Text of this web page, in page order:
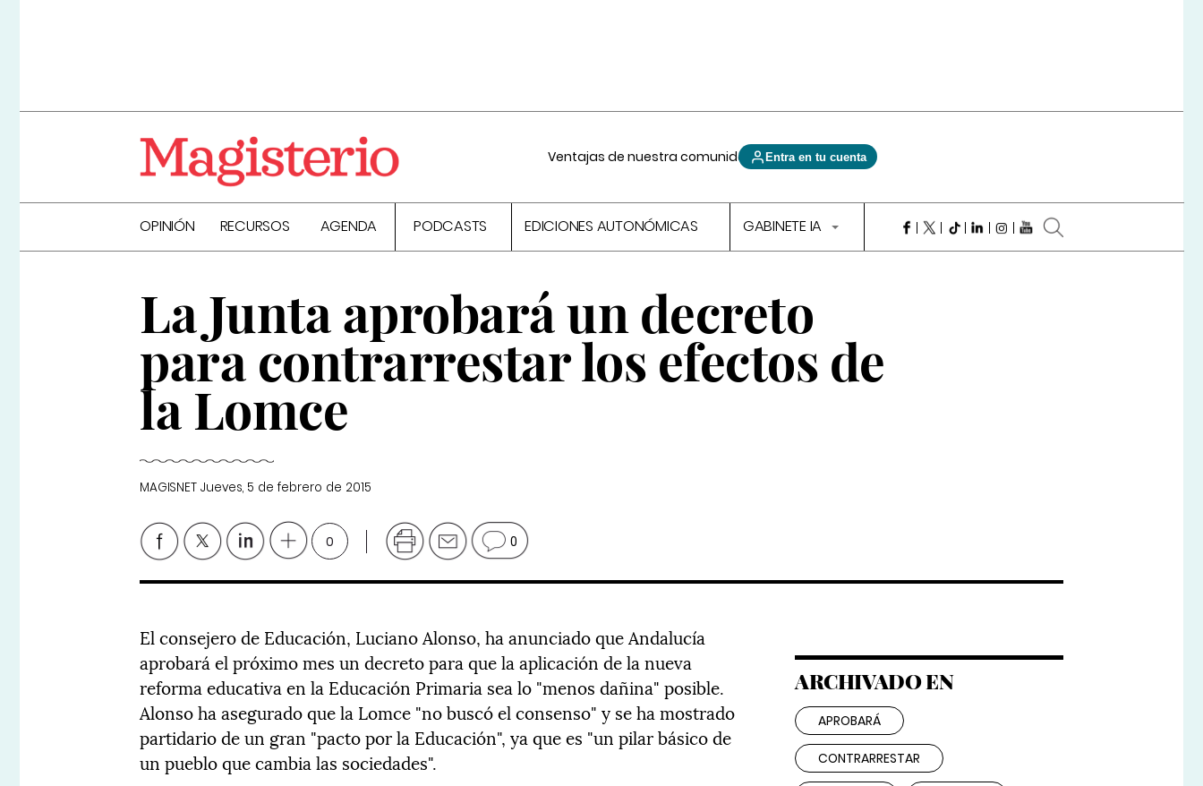
Ventajas de nuestra comunidad Entra en tu cuenta
OPINIÓN RECURSOS AGENDA PODCASTS EDICIONES AUTONÓMICAS GABINETE IA
La Junta aprobará un decreto
para contrarrestar los efectos de
la Lomce
MAGISNET Jueves, 5 de febrero de 2015
0 0
El consejero de Educación, Luciano Alonso, ha anunciado que Andalucía
aprobará el próximo mes un decreto para que la aplicación de la nueva
reforma educativa en la Educación Primaria sea lo "menos dañina" posible.
Alonso ha asegurado que la Lomce "no buscó el consenso" y se ha mostrado
partidario de un gran "pacto por la Educación", ya que es "un pilar básico de
un pueblo que cambia las sociedades".
ARCHIVADO EN
APROBARÁ
CONTRARRESTAR